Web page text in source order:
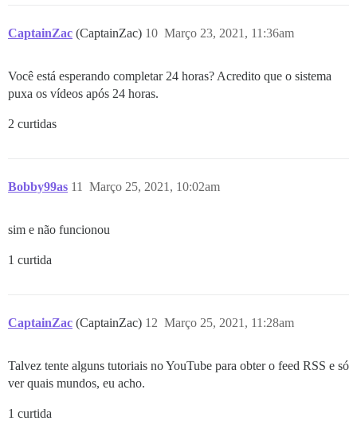
CaptainZac (CaptainZac) Março 23, 2021, 11:36am
10
Você está esperando completar 24 horas? Acredito que o sistema
puxa os vídeos após 24 horas.
2 curtidas
Bobby99as Março 25, 2021, 10:02am
11
sim e não funcionou
1 curtida
CaptainZac (CaptainZac) Março 25, 2021, 11:28am
12
Talvez tente alguns tutoriais no YouTube para obter o feed RSS e só
ver quais mundos, eu acho.
1 curtida